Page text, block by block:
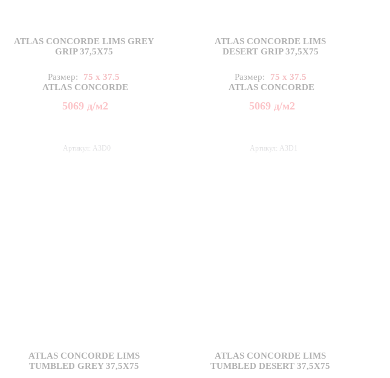
ATLAS CONCORDE LIMS GREY
GRIP 37,5X75
Размер:
75 x 37.5
ATLAS CONCORDE
5069д/м2
Артикул: A3D0
ATLAS CONCORDE LIMS
DESERT GRIP 37,5X75
Размер:
75 x 37.5
ATLAS CONCORDE
5069 д/м2
Артикул: A3D1
ATLAS CONCORDE LIMS
TUMBLED GREY 37,5X75
ATLAS CONCORDE LIMS
TUMBLED DESERT 37,5X75